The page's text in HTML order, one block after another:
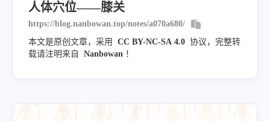
人体穴位——膝关
https://blog.nanbowan.top/notes/a070a680/
本文是原创文章，采用
CC BY-NC-SA 4.0 协议，完整转
载请注明来自
Nanbowan ！